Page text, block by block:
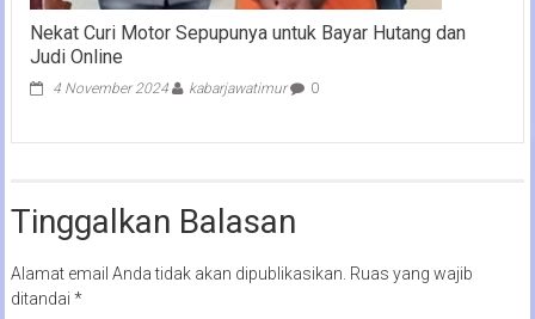
Nekat Curi Motor Sepupunya untuk Bayar Hutang dan
Judi Online
4 November 2024 kabarjawatimur 0
Tinggalkan Balasan
Alamat email Anda tidak akan dipublikasikan. Ruas yang wajib
ditandai *